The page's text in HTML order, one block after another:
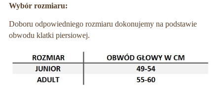
Wybór rozmiaru:
Doboru odpowiedniego rozmiaru dokonujemy na podstawie
obwodu klatki piersiowej.